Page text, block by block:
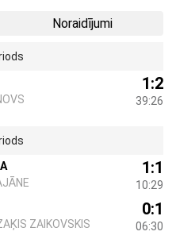
Noraidījumi
1:2
39:26
1:1
10:29
ZAIKOVSKIS
0:1
06:30